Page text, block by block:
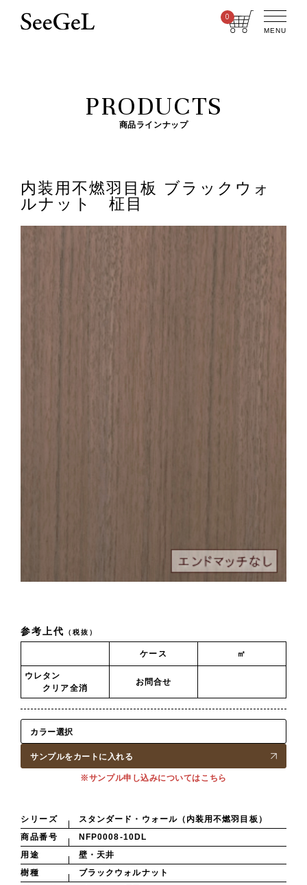
0
MENU
PRODUCTS
商品ラインナップ
内装用不燃羽目板 ブラックウォ
ルナット 柾目
参考上代 （税抜）
ケース ㎡
ウレタン
クリア全消
お問合せ
サンプルをカートに入れる
※サンプル申し込みについてはこちら
シリーズ
スタンダード・ウォール（内装用不燃羽目板）
商品番号
NFP0008-10DL
用途
壁・天井
樹種
ブラックウォルナット